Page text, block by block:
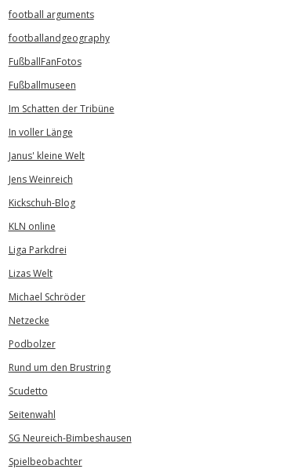
football arguments
footballandgeography
FußballFanFotos
Fußballmuseen
Im Schatten der Tribüne
In voller Länge
Janus' kleine Welt
Jens Weinreich
Kickschuh-Blog
KLN online
Liga Parkdrei
Lizas Welt
Michael Schröder
Netzecke
Podbolzer
Rund um den Brustring
Scudetto
Seitenwahl
SG Neureich-Bimbeshausen
Spielbeobachter